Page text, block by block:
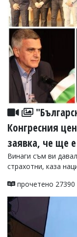
Конгресния
заявка, че ще
Винаги съм ви
страхотни, каза
прочетено